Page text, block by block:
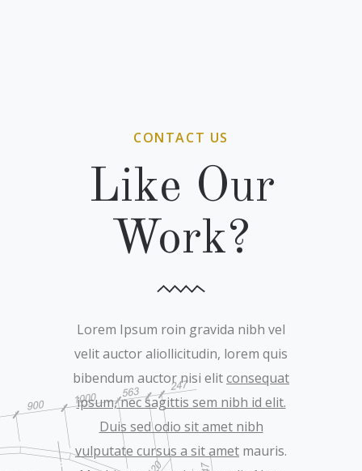
CONTACT US
Like Our
Work?
Lorem Ipsum roin gravida nibh vel
velit auctor aliollicitudin, lorem quis
bibendum auctor nisi elitconsequat
ipsum, nec sagittis sem nibh id elit.
Duis sed odio sit amet nibh
vulputate cursus a sit amet mauris.